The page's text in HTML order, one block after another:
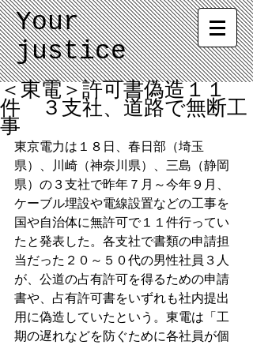
Your
justice
＜東電＞許可書偽造１１
件 ３支社、道路で無断工
事
東京電力は１８日、春日部（埼玉
県）、川崎（神奈川県）、三島（静岡
県）の３支社で昨年７月～今年９月、
ケーブル埋設や電線設置などの工事を
国や自治体に無許可で１１件行ってい
たと発表した。各支社で書類の申請担
当だった２０～５０代の男性社員３人
が、公道の占有許可を得るための申請
書や、占有許可書をいずれも社内提出
用に偽造していたという。東電は「工
期の遅れなどを防ぐために各社員が個